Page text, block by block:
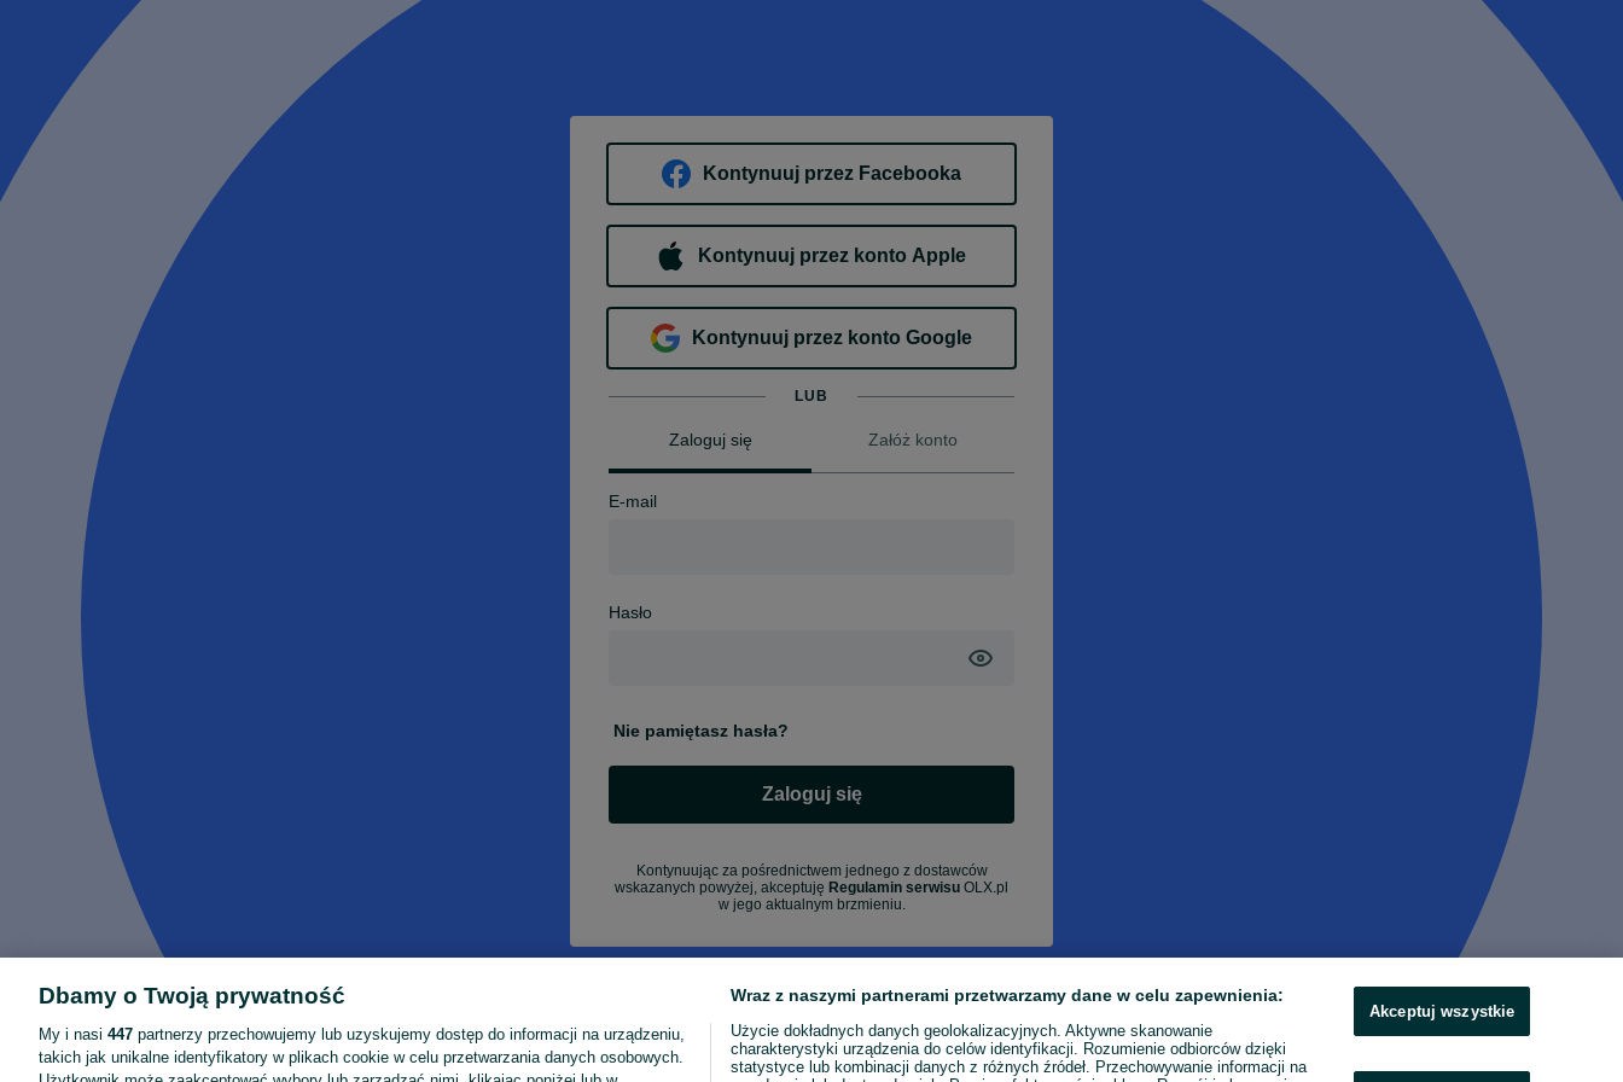
Kontynuuj przez Facebooka
Kontynuuj przez konto Apple
Kontynuuj przez konto Google
LUB
Zaloguj się Załóż konto
E-mail
Hasło
Nie pamiętasz hasła?
Zaloguj się
Kontynuując za pośrednictwem jednego z dostawców
wskazanych powyżej, akceptuję Regulamin serwisu OLX.pl
w jego aktualnym brzmieniu.
Dbamy o Twoją prywatność
My i nasi 447 partnerzy przechowujemy lub uzyskujemy dostęp do informacji na urządzeniu,
takich jak unikalne identyfikatory w plikach cookie w celu przetwarzania danych osobowych.
Wraz z naszymi partnerami przetwarzamy dane w celu zapewnienia:
Użycie dokładnych danych geolokalizacyjnych. Aktywne skanowanie
charakterystyki urządzenia do celów identyfikacji. Rozumienie odbiorców dzięki
statystyce lub kombinacji danych z różnych źródeł. Przechowywanie informacji na
Akceptuj wszystkie